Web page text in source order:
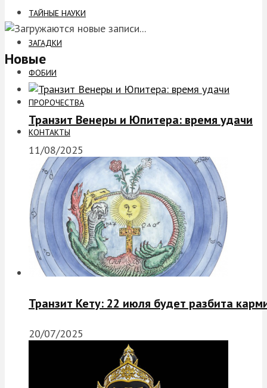
ТАЙНЫЕ НАУКИ
ЗАГАДКИ
ФОБИИ
ПРОРОЧЕСТВА
КОНТАКТЫ
Новые
Транзит Венеры и Юпитера: время удачи
11/08/2025
Транзит Кету: 22 июля будет разбита
20/07/2025